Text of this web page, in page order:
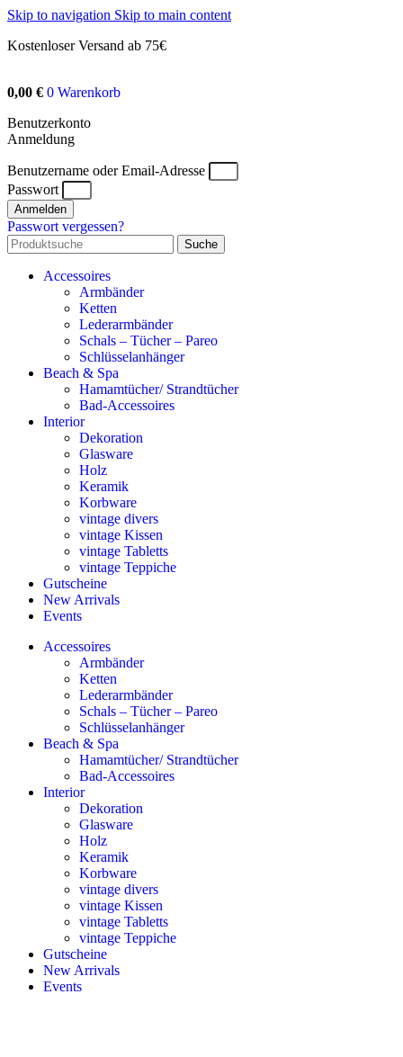
Skip to navigation Skip to main content
Kostenloser Versand ab 75€
0,00 € 0 Warenkorb
Benutzerkonto
Anmeldung
Benutzername oder Email-Adresse
Passwort
Anmelden
Passwort vergessen?
Suche
Accessoires
Armbänder
Ketten
Lederarmbänder
Schals – Tücher – Pareo
Schlüsselanhänger
Beach & Spa
Hamamtücher/ Strandtücher
Bad-Accessoires
Interior
Dekoration
Glasware
Holz
Keramik
Korbware
vintage divers
vintage Kissen
vintage Tabletts
vintage Teppiche
Gutscheine
New Arrivals
Events
Accessoires
Armbänder
Ketten
Lederarmbänder
Schals – Tücher – Pareo
Schlüsselanhänger
Beach & Spa
Hamamtücher/ Strandtücher
Bad-Accessoires
Interior
Dekoration
Glasware
Holz
Keramik
Korbware
vintage divers
vintage Kissen
vintage Tabletts
vintage Teppiche
Gutscheine
New Arrivals
Events